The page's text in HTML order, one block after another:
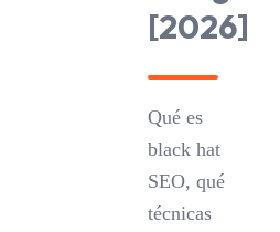
[2026]
Qué es
black hat
SEO, qué
técnicas